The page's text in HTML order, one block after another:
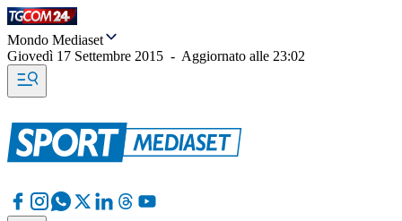
Mondo Mediaset
Giovedì 17 Settembre 2015 - Aggiornato alle 23:02